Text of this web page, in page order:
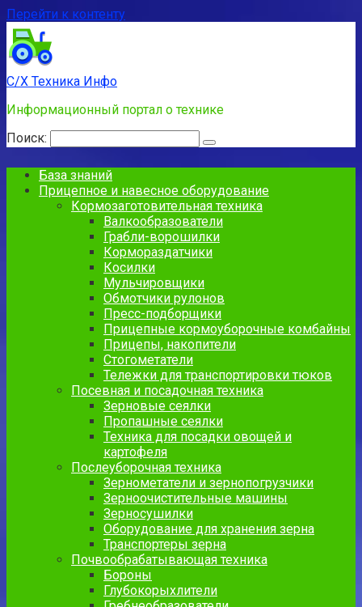
Перейти к контенту
С/Х Техника Инфо
Информационный портал о технике
Поиск:
База знаний
Прицепное и навесное оборудование
Кормозаготовительная техника
Валкообразователи
Грабли-ворошилки
Кормораздатчики
Косилки
Мульчировщики
Обмотчики рулонов
Пресс-подборщики
Прицепные кормоуборочные комбайны
Прицепы, накопители
Стогометатели
Тележки для транспортировки тюков
Посевная и посадочная техника
Зерновые сеялки
Пропашные сеялки
Техника для посадки овощей и
картофеля
Послеуборочная техника
Зернометатели и зернопогрузчики
Зерноочистительные машины
Зерносушилки
Оборудование для хранения зерна
Транспортеры зерна
Почвообрабатывающая техника
Бороны
Глубокорыхлители